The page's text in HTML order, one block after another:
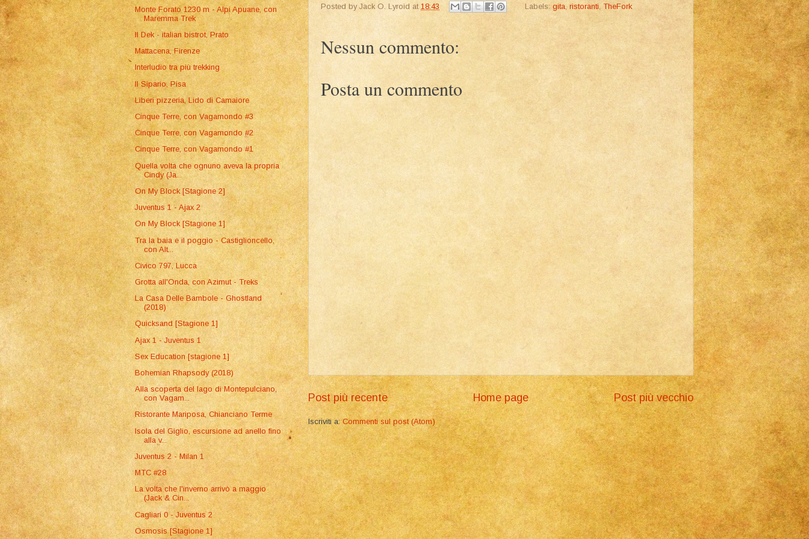
Posted by Jack O. Lyroid at 18:43 Labels: gita ,ristoranti , TheFork
Nessun commento:
Posta un commento
Post più recente Post più vecchio
Home page
Iscriviti a:Commenti sul post (Atom)
Monte Forato 1230 m - Alpi Apuane, con
Maremma Trek
Il Dek - italian bistrot, Prato
Mattacena, Firenze
Interludio tra più trekking
Il Sipario, Pisa
Liberi pizzeria, Lido di Camaiore
Cinque Terre, con Vagamondo #3
Cinque Terre, con Vagamondo #2
Cinque Terre, con Vagamondo #1
Quella volta che ognuno aveva la propria
Cindy (Ja...
On My Block [Stagione 2]
Juventus 1 - Ajax 2
On My Block [Stagione 1]
Tra la baia e il poggio - Castiglioncello,
con Alt...
Civico 797, Lucca
Grotta all'Onda, con Azimut - Treks
La Casa Delle Bambole - Ghostland
(2018)
Quicksand [Stagione 1]
Ajax 1 - Juventus 1
Sex Education [stagione 1]
Bohemian Rhapsody (2018)
Alla scoperta del lago di Montepulciano,
con Vagam...
Ristorante Mariposa, Chianciano Terme
Isola del Giglio, escursione ad anello fino
alla v...
Juventus 2 - Milan 1
MTC #28
La volta che l'inverno arrivò a maggio
(Jack & Cin...
Cagliari 0 - Juventus 2
Osmosis [Stagione 1]